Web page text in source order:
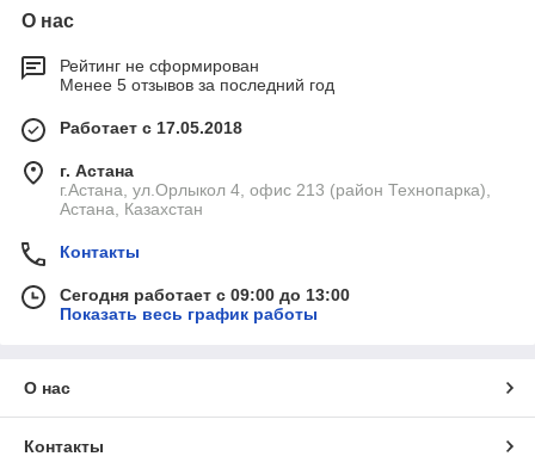
О нас
Рейтинг не сформирован
Менее 5 отзывов за последний год
Работает с 17.05.2018
г. Астана
г.Астана, ул.Орлыкол 4, офис 213 (район Технопарка),
Астана, Казахстан
Контакты
Сегодня работает с 09:00 до 13:00
Показать весь график работы
О нас
Контакты